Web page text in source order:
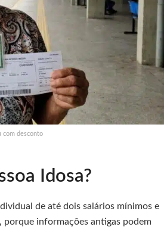
com desconto
Idosa?
de até dois salários mínimos e
porque informações antigas podem